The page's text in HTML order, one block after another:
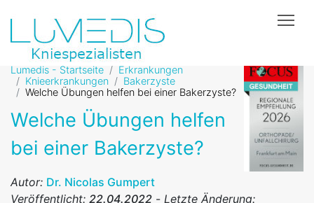
Lumedis - Startseite
Erkrankungen
Knieerkrankungen
Bakerzyste
Welche Übungen helfen bei einer Bakerzyste?
Welche Übungen helfen
bei einer Bakerzyste?
Autor: Dr. Nicolas Gumpert
Veröffentlicht: 22.04.2022 - Letzte Änderung: